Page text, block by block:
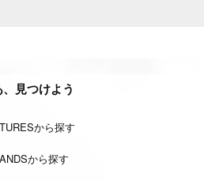
、見つけよう
から探す
から探す